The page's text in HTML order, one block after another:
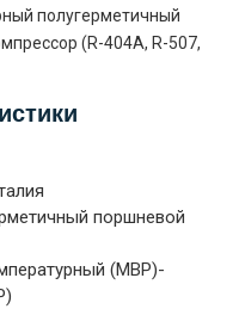
полугерметичный
(R-404A, R-507,
поршневой
(MBP)-